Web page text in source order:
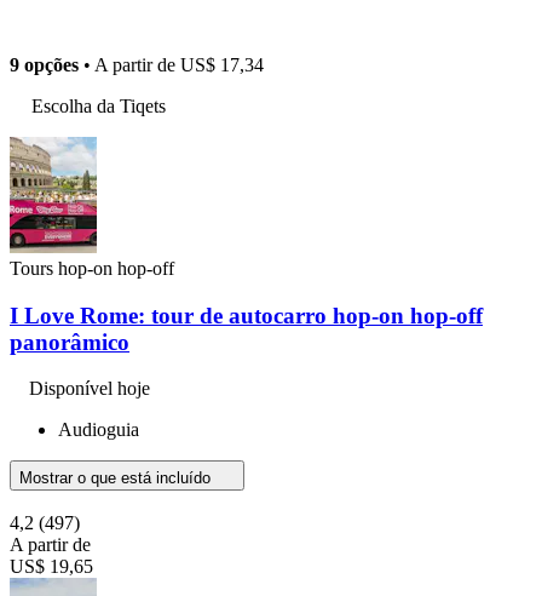
9 opções • A partir de US$ 17,34
Escolha da Tiqets
Tours hop-on hop-off
I Love Rome: tour de autocarro hop-on hop-off
panorâmico
Disponível hoje
Audioguia
Mostrar o que está incluído
4,2 (497)
A partir de
US$ 19,65